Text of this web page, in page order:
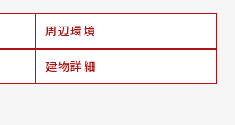
周辺環境
建物詳細